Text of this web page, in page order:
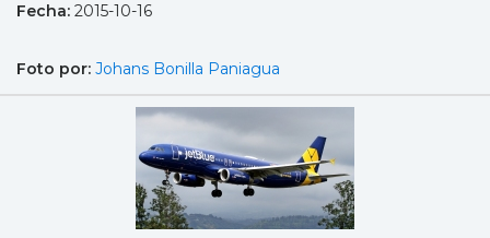
Fecha: 2015-10-16
Foto por: Johans Bonilla Paniagua